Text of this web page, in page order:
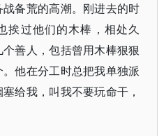
备荒的高潮。刚进去的时
挨过他们的木棒，相处久
善人，包括曾用木棒狠狠
他在分工时总把我单独派
给我，叫我不要玩命干，